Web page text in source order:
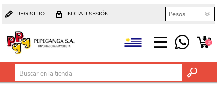
REGISTRO INICIAR SESIÓN
(0)